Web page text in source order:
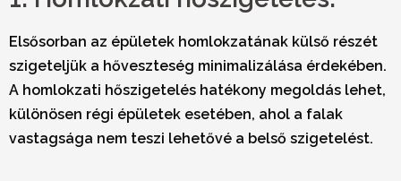
Elsősorban az épületek homlokzatának külső részét
szigeteljük a hőveszteség minimalizálása érdekében.
A homlokzati hőszigetelés hatékony megoldás lehet,
különösen régi épületek esetében, ahol a falak
vastagsága nem teszi lehetővé a belső szigetelést.